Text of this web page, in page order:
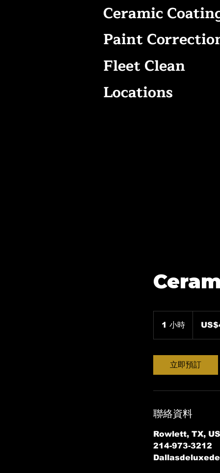
Ceramic
Paint
Fleet Clean
Locations
1 小時
立即預訂
聯絡資料
Rowlett, TX,
214-973-3212